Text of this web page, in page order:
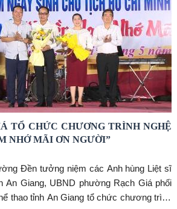
mạng từ bên trong. Thấm nhuần tư tưởng
chống tham ô, lãng phí, quan liêu, trong
cách mạng, Đảng ta luôn coi công tác
lãng phí, tiêu cực là một nhiệm vụ đặc
công tác xây dựng, chỉnh đốn Đảng, xây
chính trị trong sạch, vững mạnh, củng cố
tộc.
TỔ CHỨC CHƯƠNG TRÌNH NGHỆ
NHỚ MÃI ƠN NGƯỜI”
Đền tưởng niệm các Anh hùng Liệt sĩ
An Giang, UBND phường Rạch Giá phối
thao tỉnh An Giang tổ chức chương trình